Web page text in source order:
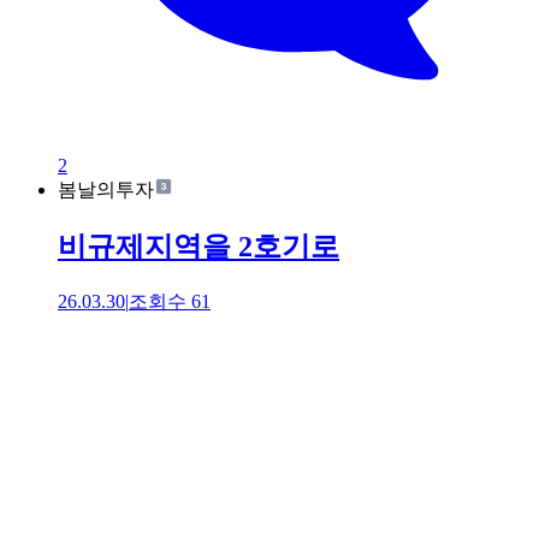
2
봄날의투자
비규제지역을 2호기로
26.03.30|조회수 61